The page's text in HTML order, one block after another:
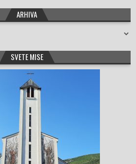
ARHIVA
SVETE MISE